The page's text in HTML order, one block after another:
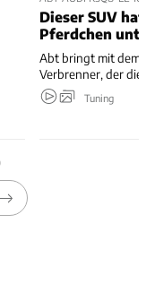
Dieser SUV hat
Pferdchen
Abt bringt mit dem
Verbrenner, der die
Tuning